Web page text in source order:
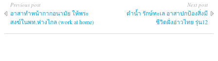
Previous post
อาสาทำหน้ากากอนามัย ให้พระ
สงฆ์ในพท.ห่างไกล (work at home)
Next post
ดำน้ำ รักษ์ทะเล อาสาปกป้องสิ่งมี
ชีวิตฝั่งอ่าวไทย รุ่น12